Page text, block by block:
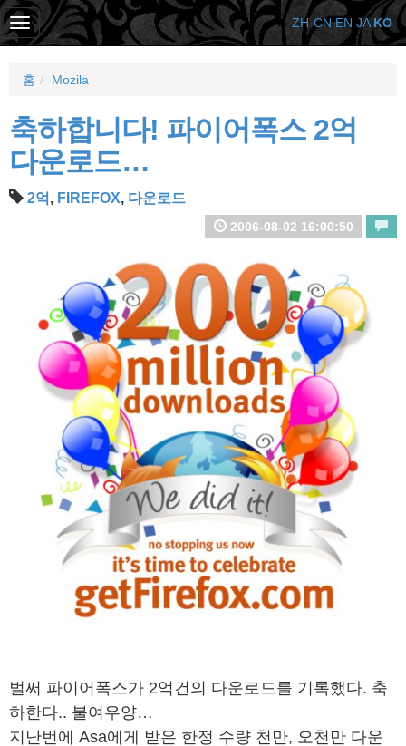
홈 Mozila
축하합니다! 파이어폭스 2억
다운로드…
2억 , FIREFOX, 다운로드
2006-08-02 16:00:50
벌써 파이어폭스가 2억건의 다운로드를 기록했다. 축
하한다.. 불여우양…
지난번에 Asa에게 받은 한정 수량 천만, 오천만 다운
ZH-CN EN JA KO